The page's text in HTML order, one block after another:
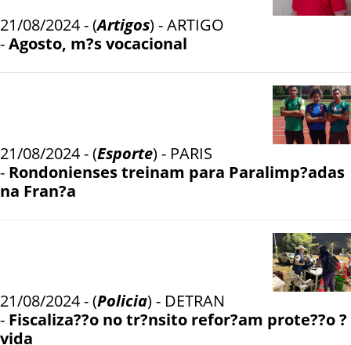
21/08/2024 - (Artigos) - ARTIGO
-Agosto, m?s vocacional
21/08/2024 - (Esporte) - PARIS
- Rondonienses treinam para Paralimp?adas
na Fran?a
21/08/2024 - (Policia) - DETRAN
- Fiscaliza??o no tr?nsito refor?am prote??o ?
vida